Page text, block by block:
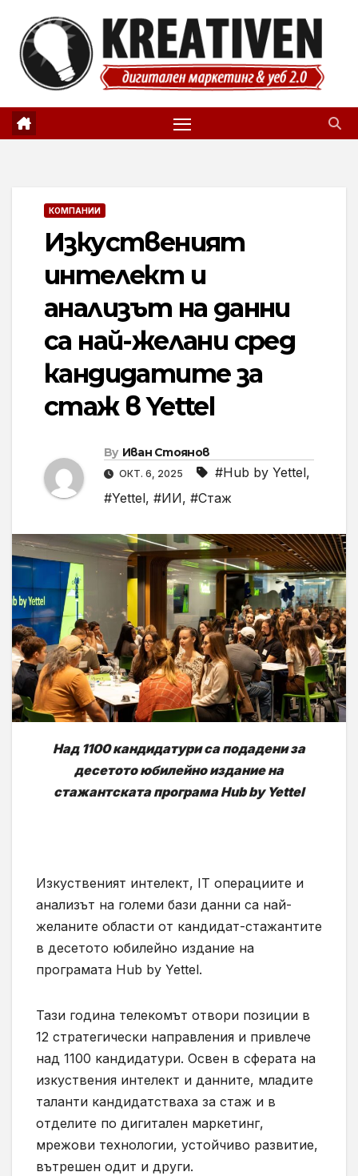
content
КОМПАНИИ
Изкуственият
интелект и
анализът на данни
са най-желани сред
кандидатите за
стаж в Yettel
By Иван Стоянов
ОКТ. 6, 2025 #Hub by Yettel,
#Yettel, #ИИ, #Стаж
Над 1100 кандидатури са подадени за
десетото юбилейно издание на
стажантската програма Hub by Yettel
Изкуственият интелект, IT операциите и
анализът на големи бази данни са най-
желаните области от кандидат-стажантите
в десетото юбилейно издание на
програмата Hub by Yettel.
Тази година телекомът отвори позиции в
12 стратегически направления и привлече
над 1100 кандидатури. Освен в сферата на
изкуствения интелект и данните, младите
таланти кандидатстваха за стаж и в
отделите по дигитален маркетинг,
мрежови технологии, устойчиво развитие,
вътрешен одит и други.